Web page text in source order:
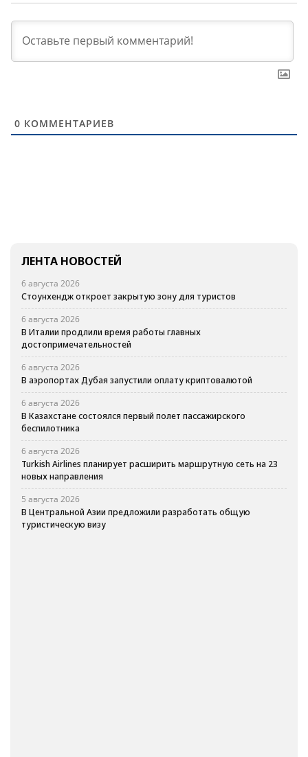
0 КОММЕНТАРИЕВ
ЛЕНТА НОВОСТЕЙ
6 августа 2026
Стоунхендж откроет закрытую зону для туристов
6 августа 2026
В Италии продлили время работы главных
достопримечательностей
6 августа 2026
В аэропортах Дубая запустили оплату криптовалютой
6 августа 2026
В Казахстане состоялся первый полет пассажирского
беспилотника
6 августа 2026
Turkish Airlines планирует расширить маршрутную сеть на 23
новых направления
5 августа 2026
В Центральной Азии предложили разработать общую
туристическую визу